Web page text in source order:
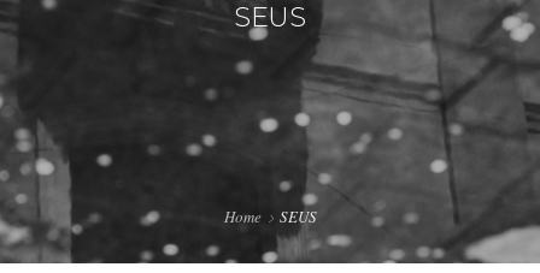
X CURS DE DIRECCIÓ 2025
PUBLICACIONS
SEUS
AJUDES
SEUS
Home SEUS